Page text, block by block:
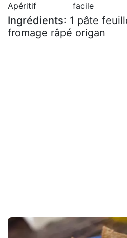
Apéritif facile
Ingrédients: 1 pâte
fromage râpé origan